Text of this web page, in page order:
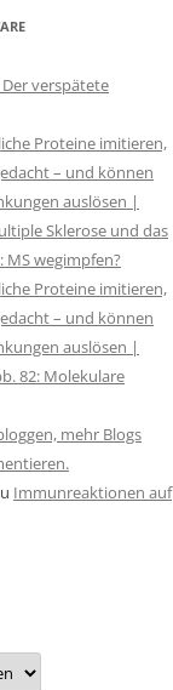
Der verspätete
Proteine imitieren,
– und können
auslösen |
Sklerose und das
MS wegimpfen?
Proteine imitieren,
– und können
auslösen |
82: Molekulare
mehr Blogs
Immunreaktionen auf